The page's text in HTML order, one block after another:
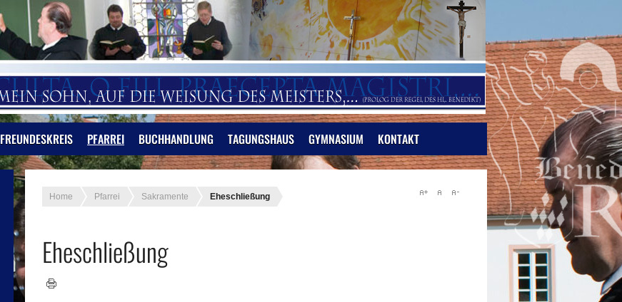
FREUNDESKREIS PFARREI BUCHHANDLUNG TAGUNGSHAUS GYMNASIUM KONTAKT
Home Pfarrei Sakramente Eheschließung
Eheschließung